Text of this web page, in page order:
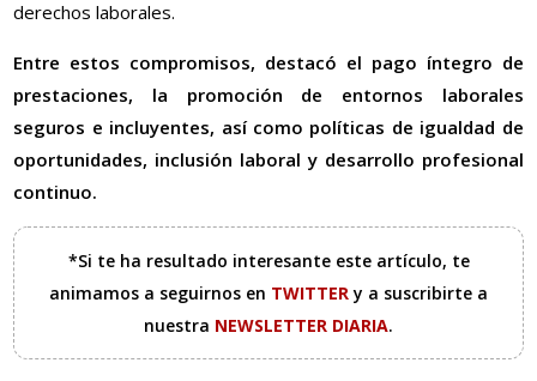
derechos laborales.
Entre estos compromisos, destacó el pago íntegro de
prestaciones, la promoción de entornos laborales
seguros e incluyentes, así como políticas de igualdad de
oportunidades, inclusión laboral y desarrollo profesional
continuo.
*Si te ha resultado interesante este artículo, te
animamos a seguirnos en TWITTERy a suscribirte a
nuestra NEWSLETTER DIARIA.